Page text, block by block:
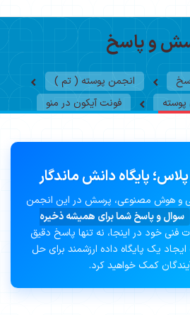
و پاسخ
انجمن پوسته ( تم )
فونت آیکون در منو
پایگاه دانش ماندگار
و هوش مصنوعی، پرسش در این انجمن
سوال و پاسخ شما برای همیشه ذخیره
فنی خود در اینجا، نه تنها پاسخ دقیق
یک پایگاه داده ارزشمند برای حل
کمک خواهید کرد.